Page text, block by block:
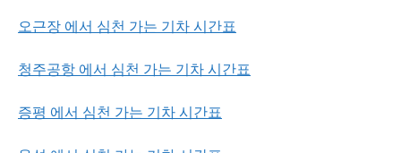
오근장 에서 심천 가는 기차 시간표
청주공항 에서 심천 가는 기차 시간표
증평 에서 심천 가는 기차 시간표